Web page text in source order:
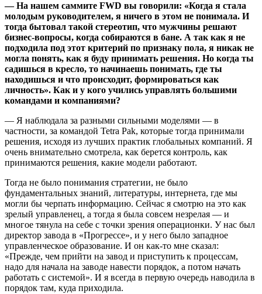
— На нашем саммите FWD вы говорили: «Когда я стала
молодым руководителем, я ничего в этом не понимала. И
тогда бытовал такой стереотип, что мужчины решают
бизнес-вопросы, когда собираются в бане. А так как я не
подходила под этот критерий по признаку пола, я никак не
могла понять, как я буду принимать решения. Но когда ты
садишься в кресло, то начинаешь понимать, где ты
находишься и что происходит, формироваться как
личность». Как и у кого учились управлять большими
командами и компаниями?
— Я наблюдала за разными сильными моделями — в
частности, за командой Tetra Pak, которые тогда принимали
решения, исходя из лучших практик глобальных компаний. Я
очень внимательно смотрела, как берется контроль, как
принимаются решения, какие модели работают.
Тогда не было понимания стратегии, не было
фундаментальных знаний, литературы, интернета, где мы
могли бы черпать информацию. Сейчас я смотрю на это как
зрелый управленец, а тогда я была совсем незрелая — и
многое тянула на себе с точки зрения операционки. У нас был
директор завода в «Прогрессе», и у него было западное
управленческое образование. И он как-то мне сказал:
«Прежде, чем прийти на завод и приступить к процессам,
надо для начала на заводе навести порядок, а потом начать
работать с системой». И я всегда в первую очередь наводила в
порядок там, куда приходила.